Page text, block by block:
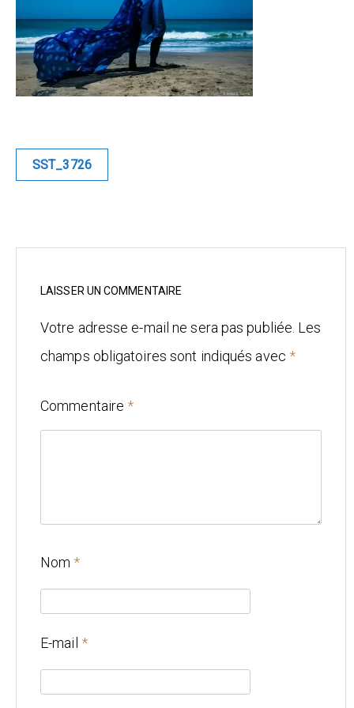
Blue
Equilibre
Renaissance
Sunustreet
Fashion
Culinaire
Industrielle
Mariage
Architecture
Navigation
SST_3726
LAISSER UN COMMENTAIRE
Votre adresse e-mail ne sera pas publiée. Les
champs obligatoires sont indiqués avec *
Commentaire *
Nom *
E-mail *